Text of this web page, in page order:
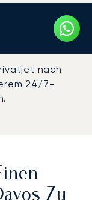
nach
24/7-
Zu